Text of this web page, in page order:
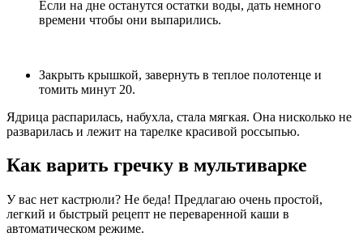
Если на дне останутся остатки воды, дать немного
времени чтобы они выпарились.
Закрыть крышкой, завернуть в теплое полотенце и
томить минут 20.
Ядрица распарилась, набухла, стала мягкая. Она нисколько не
разварилась и лежит на тарелке красивой россыпью.
Как варить гречку в мультиварке
У вас нет кастрюли? Не беда! Предлагаю очень простой,
легкий и быстрый рецепт не переваренной каши в
автоматическом режиме.